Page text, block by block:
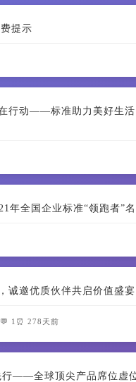
提示
行动——标准助力美好生
年全国企业标准“领跑者”
诚邀优质伙伴共启价值盛宴
💬 1 ⏰ 278天前
行——全球顶尖产品席位虚